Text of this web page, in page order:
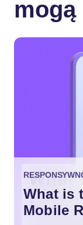
What is
Mobile